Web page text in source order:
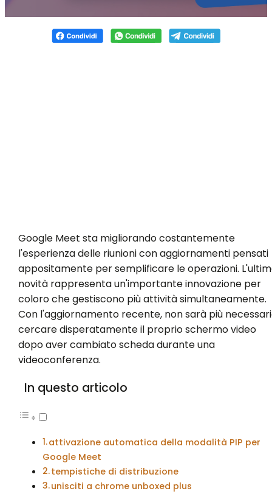
Google Meet sta migliorando costantemente
l'esperienza delle riunioni con aggiornamenti pensati
appositamente per semplificare le operazioni.
novità rappresenta un'importante innovazione per
coloro che gestiscono più attività simultaneamente.
Con l'aggiornamento recente, non sarà più
cercare disperatamente il proprio schermo video
dopo aver cambiato scheda durante una
videoconferenza.
In questo articolo
attivazione automatica della modalità PIP per
Google Meet
tempistiche di distribuzione
unisciti a chrome unboxed plus